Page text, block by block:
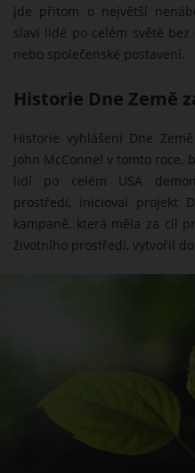
jde přitom o největší
slaví lidé po celém světě
nebo společenské postavení.
Historie Dne Země
Historie vyhlášení Dne
John McConnel v tomto roce,
lidí po celém USA
prostředí, inicioval projekt
kampaně, která měla za cíl
životního prostředí, vytvořil